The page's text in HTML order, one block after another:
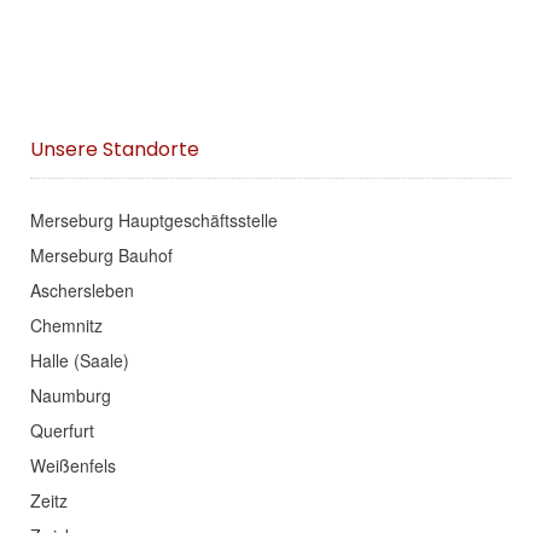
Unsere Standorte
Merseburg Hauptgeschäftsstelle
Merseburg Bauhof
Aschersleben
Chemnitz
Halle (Saale)
Naumburg
Querfurt
Weißenfels
Zeitz